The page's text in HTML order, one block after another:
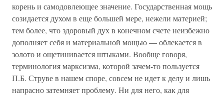
корень и самодовлеющее значение. Государственная мощь
созидается духом в еще большей мере, нежели материей;
тем более, что здоровый дух в конечном счете неизбежно
дополняет себя и материальной мощью — облекается в
золото и ощетинивается штыками. Вообще говоря,
терминология марксизма, которой зачем-то пользуется
П.Б. Струве в нашем споре, совсем не идет к делу и лишь
напрасно затемняет проблему. Ни для него, как для